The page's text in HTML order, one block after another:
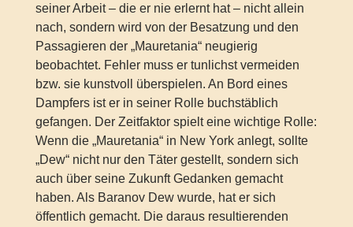
seiner Arbeit – die er nie erlernt hat – nicht allein
nach, sondern wird von der Besatzung und den
Passagieren der „Mauretania“ neugierig
beobachtet. Fehler muss er tunlichst vermeiden
bzw. sie kunstvoll überspielen. An Bord eines
Dampfers ist er in seiner Rolle buchstäblich
gefangen. Der Zeitfaktor spielt eine wichtige Rolle:
Wenn die „Mauretania“ in New York anlegt, sollte
„Dew“ nicht nur den Täter gestellt, sondern sich
auch über seine Zukunft Gedanken gemacht
haben. Als Baranov Dew wurde, hat er sich
öffentlich gemacht. Die daraus resultierenden